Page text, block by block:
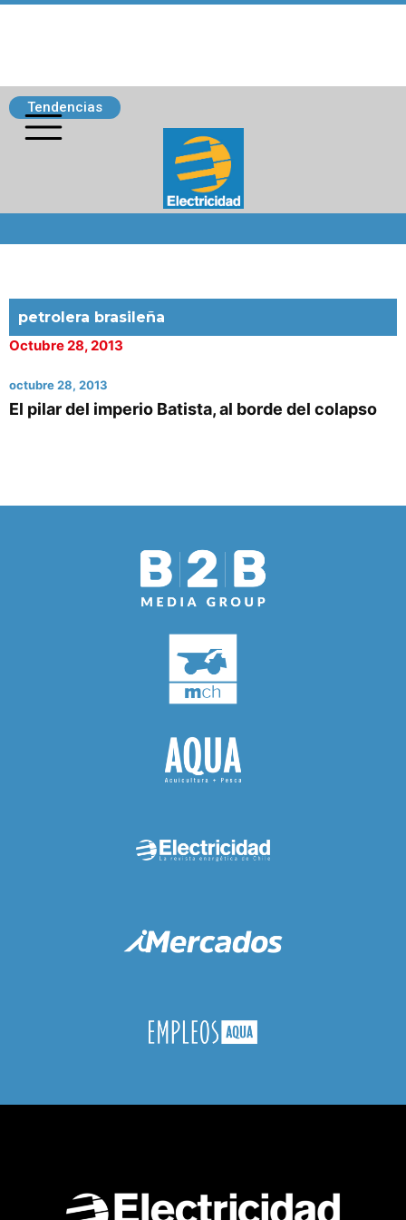
Tendencias
petrolera brasileña
Octubre 28, 2013
octubre 28, 2013
El pilar del imperio Batista, al borde del colapso